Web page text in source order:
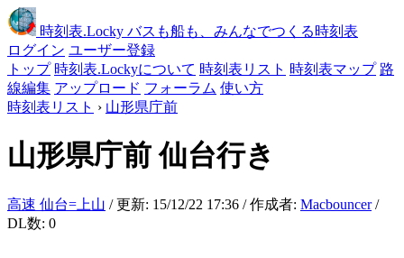
時刻表.Locky バスも船も、みんなでつくる時刻表
ログイン ユーザー登録
トップ 時刻表.Lockyについて 時刻表リスト 時刻表マップ 路
線編集 アップロード フォーラム 使い方
時刻表リスト › 山形県庁前
山形県庁前仙台行き
高速 仙台=上山 / 更新: 15/12/22 17:36 / 作成者: Macbouncer/
DL数: 0